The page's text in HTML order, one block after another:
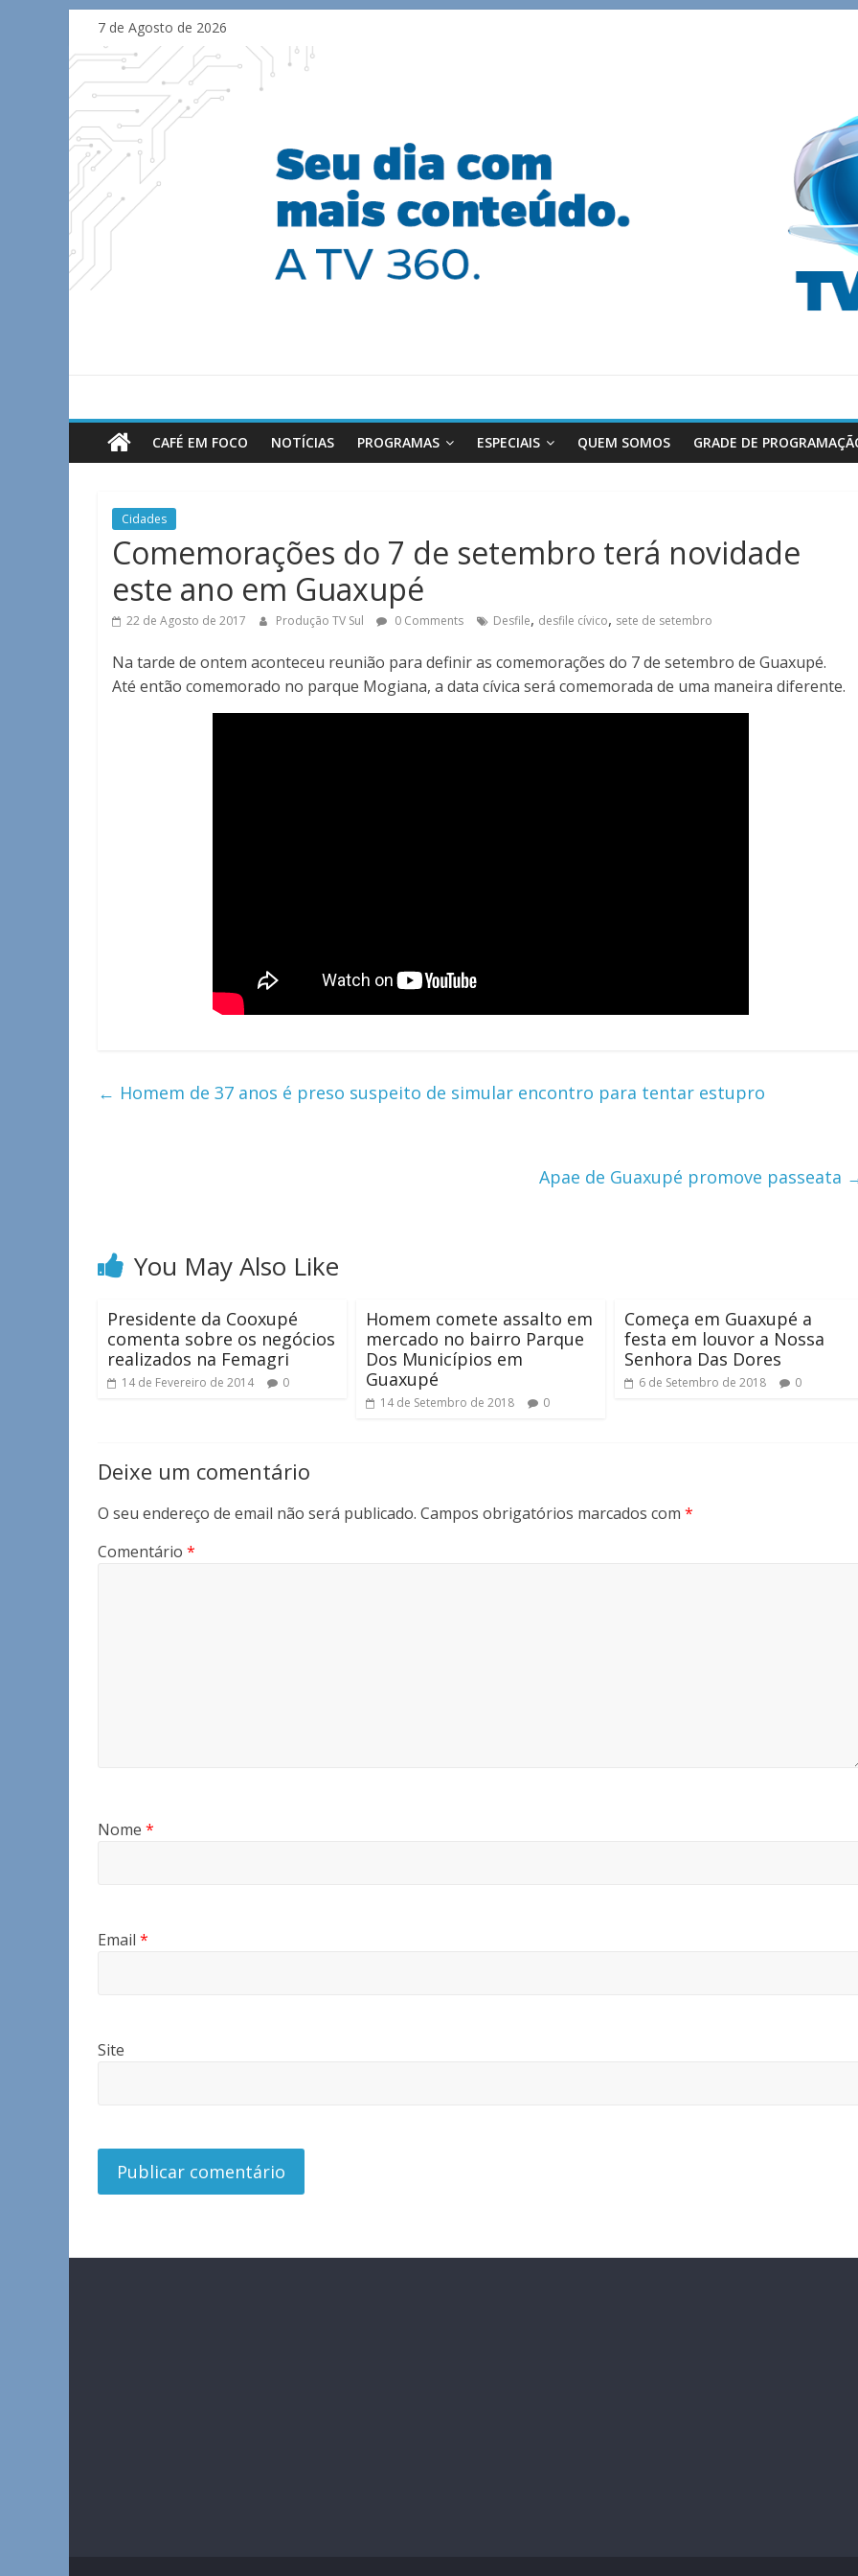
content
7 de Agosto de 2026
TV
Sul
Notícias
de
Guaxupé
região.
CAFÉ EM FOCO NOTÍCIAS PROGRAMAS ESPECIAIS QUEM SOMOS GRADE DE
Cidades
Comemorações do 7 de setembro terá novidade
este ano em Guaxupé
22 de Agosto de 2017 Produção TV Sul 0 Comments Desfile, desfile cívico, sete de setembro
Na tarde de ontem aconteceu reunião para definir as comemorações do 7 de setembro de Guaxupé.
Até então comemorado no parque Mogiana, a data cívica será comemorada de uma maneira diferente.
← Homem de 37 anos é preso suspeito de simular encontro para tentar estupro
Apae de Guaxupé promove passeata
You May Also Like
Presidente da Cooxupé
comenta sobre os negócios
realizados na Femagri
14 de Fevereiro de 2014 0
Homem comete assalto em
mercado no bairro Parque
Dos Municípios em
Guaxupé
14 de Setembro de 2018 0
Começa em Guaxupé a
festa em louvor a Nossa
Senhora Das Dores
6 de Setembro de 2018 0
Deixe um comentário
O seu endereço de email não será publicado. Campos obrigatórios marcados com *
Comentário *
Nome *
Email *
Site